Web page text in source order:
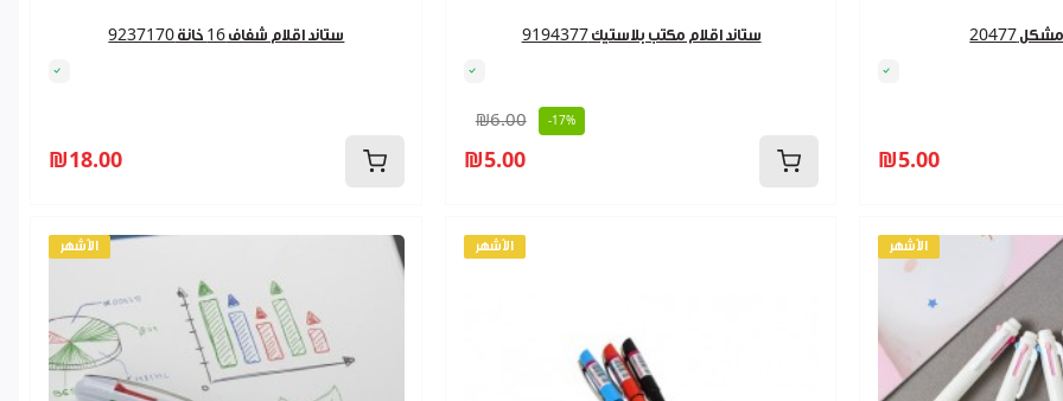
ستاند اقلام شفاف 16 خانة 9237170
₪18.00
ستاند اقلام مكتب بلاستيك 9194377
₪6.00 -17%
₪5.00
20477
₪5.00
الأشهر الأشهر الأشهر